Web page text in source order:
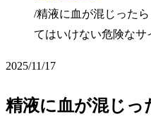
/精液に血が混じった
てはいけない危険なサ
2025/11/17
精液に血が混じっ